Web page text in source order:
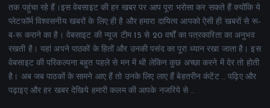
तक पहुंचा रहे हैं।इस वेबसाइट की हर खबर पर आप पूरा भरोसा कर सकते हैं क्योंकि ये
प्लेटफॉर्म विश्वसनीय खबरों के लिए ही है और हमारा दायित्व आपको ऐसी ही खबरों से रू-
ब-रू कराने का है। वेबसाइट की न्यूज टीम 15 से 20 वर्षों का पत्रकारिता का अनुभव
रखती है। यहां अपने पाठकों के हितों और उनकी पसंद का पूरा ध्यान रखा जाता है। इस
वेबसाइट की परिकल्पना बहुत पहले से मन में थी लेकिन कुछ अच्छा करने में देर तो होती
है। अब जब पाठकों के सामने आए हैं तो उनके लिए लाए हैं बेहतरीन कंटेंट .. पढ़िए और
पढ़ाइए और हर खबर देखिये हमारी कलम की आपके नजरिये से ..